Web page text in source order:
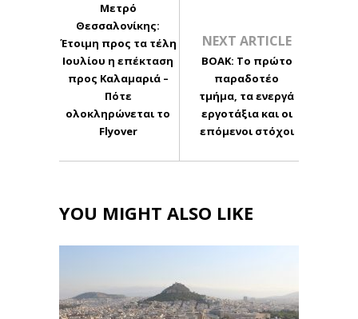
Μετρό
Θεσσαλονίκης:
Έτοιμη προς τα τέλη
Ιουλίου η επέκταση
προς Καλαμαριά –
Πότε
ολοκληρώνεται το
Flyover
NEXT ARTICLE
ΒΟΑΚ: Το πρώτο
παραδοτέο
τμήμα, τα ενεργά
εργοτάξια και οι
επόμενοι στόχοι
YOU MIGHT ALSO LIKE